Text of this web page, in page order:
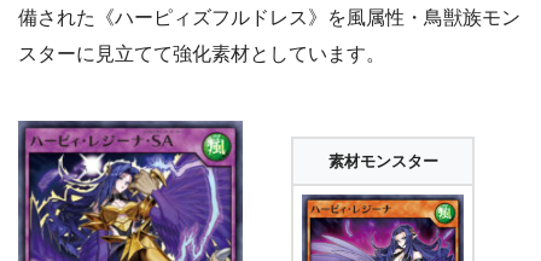
備された《ハーピィズフルドレス》を風属性・鳥獣族モン
スターに見立てて強化素材としています。
素材モンスター